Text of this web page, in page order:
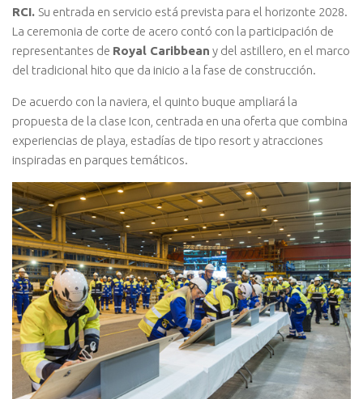
RCI. Su entrada en servicio está prevista para el horizonte 2028.
La ceremonia de corte de acero contó con la participación de
representantes de Royal Caribbean y del astillero, en el marco
del tradicional hito que da inicio a la fase de construcción.
De acuerdo con la naviera, el quinto buque ampliará la
propuesta de la clase Icon, centrada en una oferta que combina
experiencias de playa, estadías de tipo resort y atracciones
inspiradas en parques temáticos.